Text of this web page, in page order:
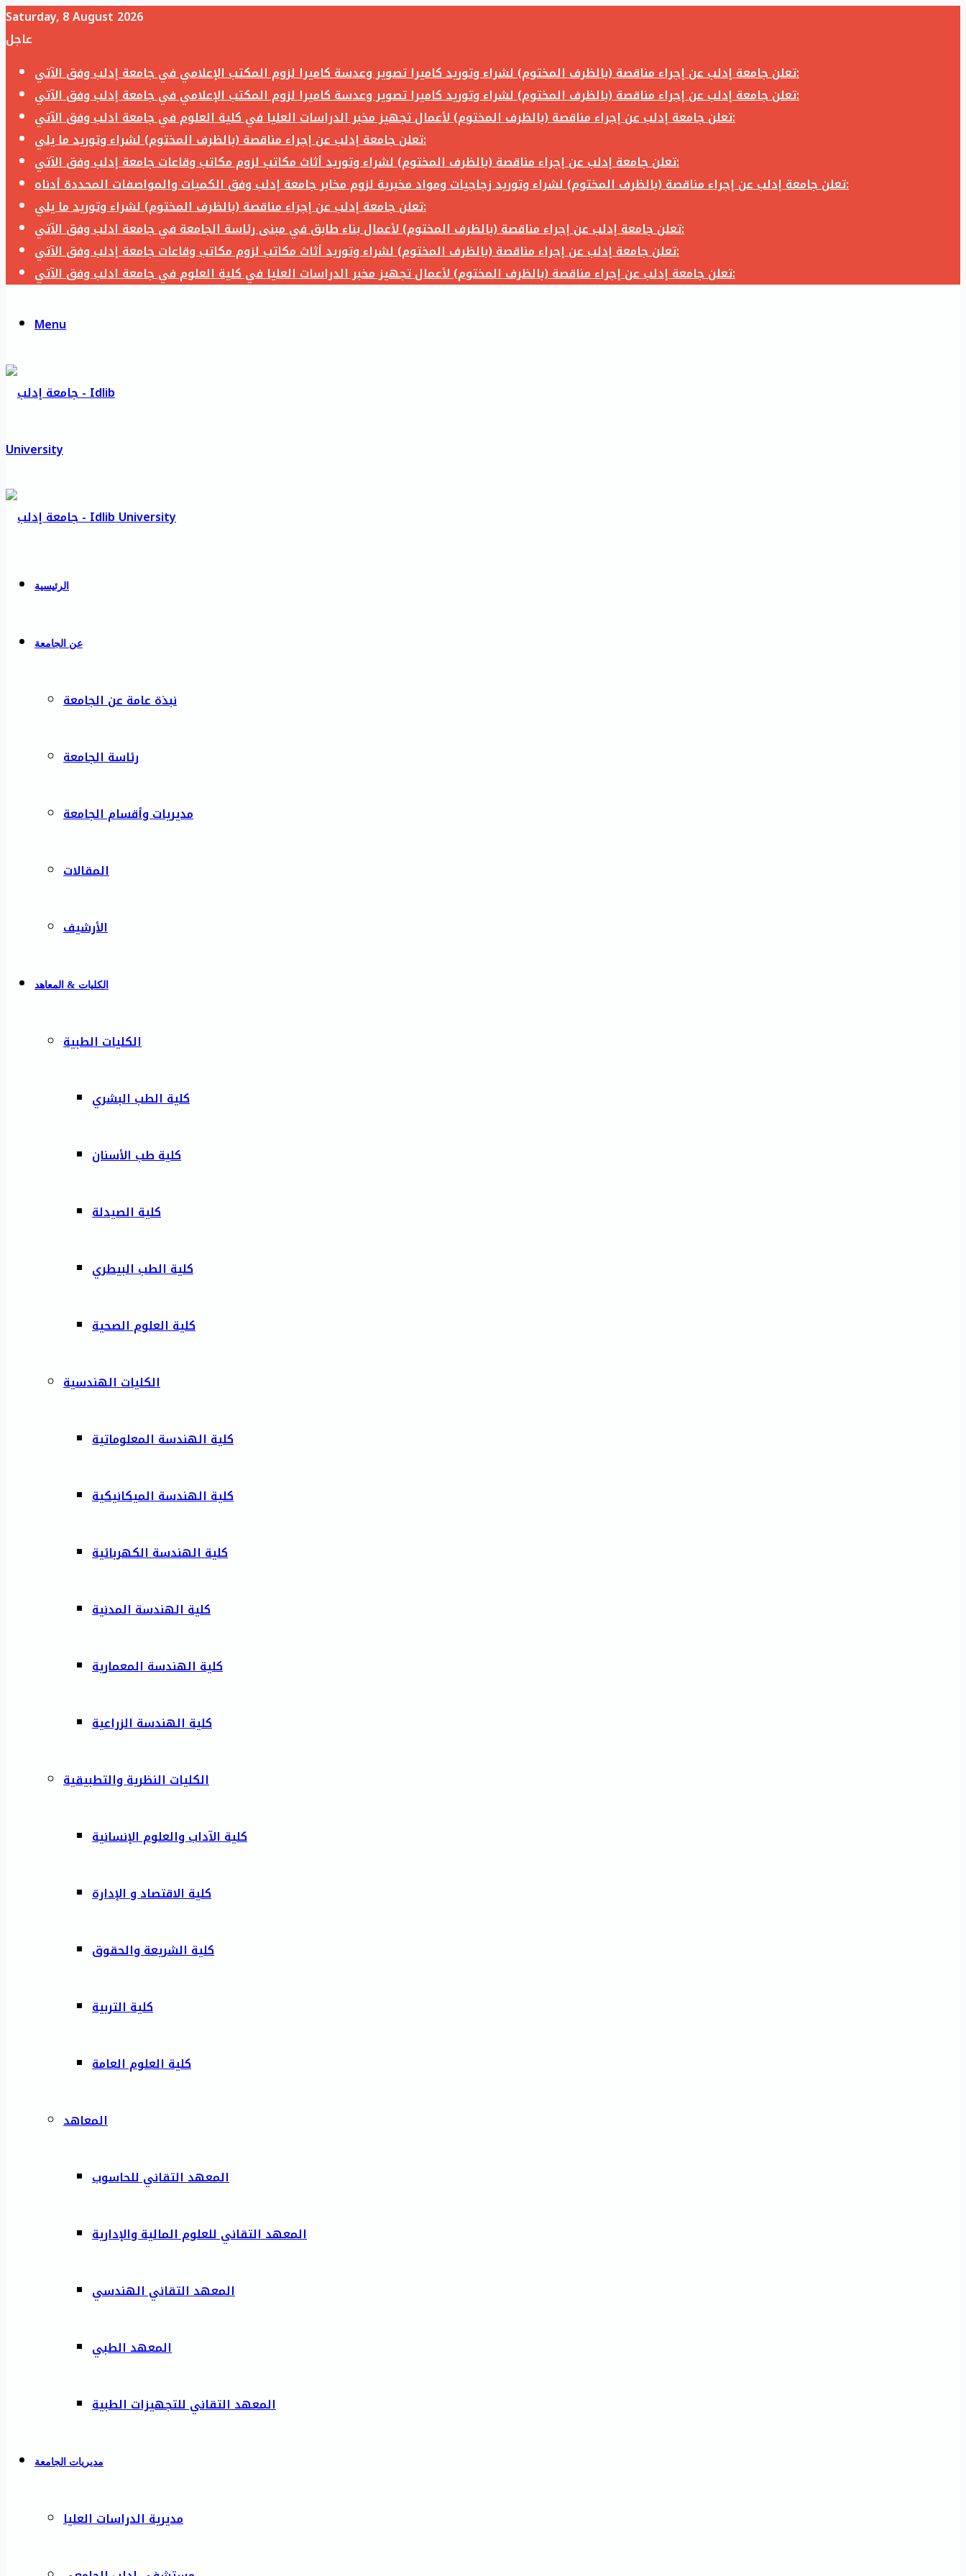
Saturday, 8 August 2026
عاجل
تعلن جامعة إدلب عن إجراء مناقصة (بالظرف المختوم) لشراء وتوريد كاميرا تصوير وعدسة كاميرا لزوم المكتب الإعلامي في جامعة إدلب وفق الآتي:
تعلن جامعة إدلب عن إجراء مناقصة (بالظرف المختوم) لشراء وتوريد كاميرا تصوير وعدسة كاميرا لزوم المكتب الإعلامي في جامعة إدلب وفق الآتي:
تعلن جامعة إدلب عن إجراء مناقصة (بالظرف المختوم) لأعمال تجهيز مخبر الدراسات العليا في كلية العلوم في جامعة ادلب وفق الآتي:
تعلن جامعة إدلب عن إجراء مناقصة (بالظرف المختوم) لشراء وتوريد ما يلي:
تعلن جامعة إدلب عن إجراء مناقصة (بالظرف المختوم) لشراء وتوريد أثاث مكاتب لزوم مكاتب وقاعات جامعة إدلب وفق الآتي:
تعلن جامعة إدلب عن إجراء مناقصة (بالظرف المختوم) لشراء وتوريد زجاجيات ومواد مخبرية لزوم مخابر جامعة إدلب وفق الكميات والمواصفات المحددة أدناه:
تعلن جامعة إدلب عن إجراء مناقصة (بالظرف المختوم) لشراء وتوريد ما يلي:
تعلن جامعة إدلب عن إجراء مناقصة (بالظرف المختوم) لأعمال بناء طابق في مبنى رئاسة الجامعة في جامعة ادلب وفق الآتي:
تعلن جامعة إدلب عن إجراء مناقصة (بالظرف المختوم) لشراء وتوريد أثاث مكاتب لزوم مكاتب وقاعات جامعة إدلب وفق الآتي:
تعلن جامعة إدلب عن إجراء مناقصة (بالظرف المختوم) لأعمال تجهيز مخبر الدراسات العليا في كلية العلوم في جامعة ادلب وفق الآتي:
Menu
الرئيسية
عن الجامعة
نبذة عامة عن الجامعة
رئاسة الجامعة
مديريات وأقسام الجامعة
المقالات
الأرشيف
الكليات & المعاهد
الكليات الطبية
كلية الطب البشري
كلية طب الأسنان
كلية الصيدلة
كلية الطب البيطري
كلية العلوم الصحية
الكليات الهندسية
كلية الهندسة المعلوماتية
كلية الهندسة الميكانيكية
كلية الهندسة الكهربائية
كلية الهندسة المدنية
كلية الهندسة المعمارية
كلية الهندسة الزراعية
الكليات النظرية والتطبيقية
كلية الآداب والعلوم الإنسانية
كلية الاقتصاد و الإدارة
كلية الشريعة والحقوق
كلية التربية
كلية العلوم العامة
المعاهد
المعهد التقاني للحاسوب
المعهد التقاني للعلوم المالية والإدارية
المعهد التقاني الهندسي
المعهد الطبي
المعهد التقاني للتجهيزات الطبية
مديريات الجامعة
مديرية الدراسات العليا